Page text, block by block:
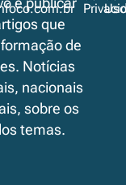
é publicar
que
de
Notícias
nacionais
sobre os
temas.